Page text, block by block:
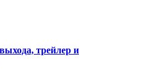
трейлер и